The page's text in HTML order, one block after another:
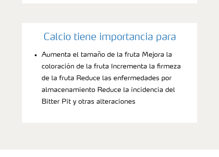
Calcio tiene importancia para
Aumenta el tamaño de la fruta Mejora la
coloración de la fruta Incrementa la firmeza
de la fruta Reduce las enfermedades por
almacenamiento Reduce la incidencia del
Bitter Pit y otras alteraciones